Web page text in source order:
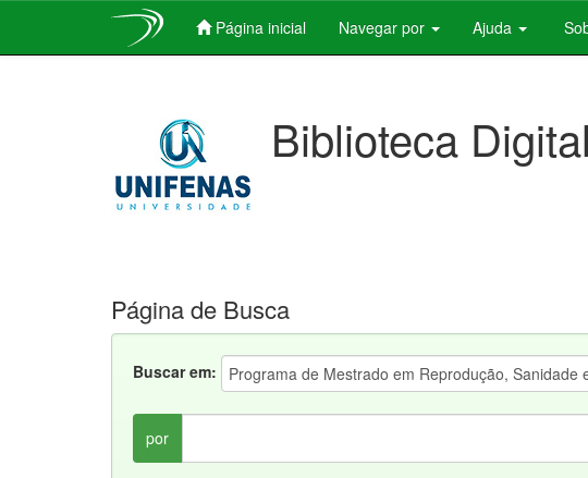
Página inicial Navegar por Ajuda
Biblioteca
Página de Busca
Buscar em:
por